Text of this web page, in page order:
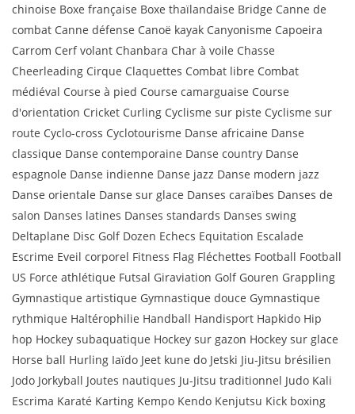
chinoise Boxe française Boxe thaïlandaise Bridge Canne de
combat Canne défense Canoë kayak Canyonisme Capoeira
Carrom Cerf volant Chanbara Char à voile Chasse
Cheerleading Cirque Claquettes Combat libre Combat
médiéval Course à pied Course camarguaise Course
d'orientation Cricket Curling Cyclisme sur piste Cyclisme sur
route Cyclo-cross Cyclotourisme Danse africaine Danse
classique Danse contemporaine Danse country Danse
espagnole Danse indienne Danse jazz Danse modern jazz
Danse orientale Danse sur glace Danses caraïbes Danses de
salon Danses latines Danses standards Danses swing
Deltaplane Disc Golf Dozen Echecs Equitation Escalade
Escrime Eveil corporel Fitness Flag Fléchettes Football Football
US Force athlétique Futsal Giraviation Golf Gouren Grappling
Gymnastique artistique Gymnastique douce Gymnastique
rythmique Haltérophilie Handball Handisport Hapkido Hip
hop Hockey subaquatique Hockey sur gazon Hockey sur glace
Horse ball Hurling Iaïdo Jeet kune do Jetski Jiu-Jitsu brésilien
Jodo Jorkyball Joutes nautiques Ju-Jitsu traditionnel Judo Kali
Escrima Karaté Karting Kempo Kendo Kenjutsu Kick boxing